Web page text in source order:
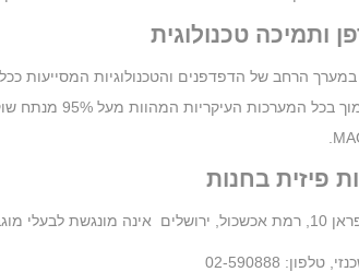
ותמיכה טכנולוגית
במערך הרחב של הדפדפנים והטכנולוגיות המסייעות
פיזית בחנות
מוגבלויות
02-590888